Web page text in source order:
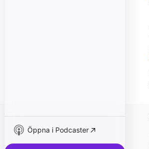
Öppna i Podcaster